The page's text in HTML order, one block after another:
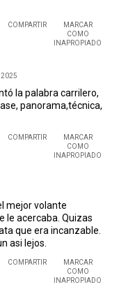
COMPARTIR
MARCAR
COMO
INAPROPIADO
2025
la palabra carrilero,
panorama,técnica,
COMPARTIR
MARCAR
COMO
INAPROPIADO
mejor volante
le acercaba. Quizas
que era incanzable.
asi lejos.
COMPARTIR
MARCAR
COMO
INAPROPIADO